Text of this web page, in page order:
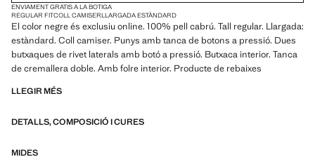
ENVIAMENT GRATIS A LA BOTIGA
REGULAR FITCOLL CAMISERLLARGADA ESTÀNDARD
El color negre és exclusiu online. 100% pell cabrú. Tall regular. Llargada:
estàndard. Coll camiser. Punys amb tanca de botons a pressió. Dues
butxaques de rivet laterals amb botó a pressió. Butxaca interior. Tanca
de cremallera doble. Amb folre interior. Producte de rebaixes
LLEGIR MÉS
DETALLS, COMPOSICIÓ I CURES
MIDES